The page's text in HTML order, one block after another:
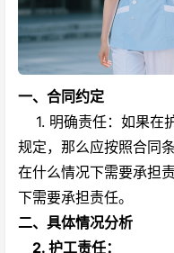
一、合同约定
1. 明确责任：如果在
规定，那么应按照合同
在什么情况下需要承担
下需要承担责任。
二、具体情况分析
2. 护工责任：